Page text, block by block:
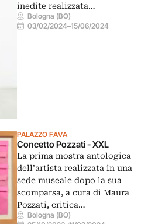
inedite realizzata…
Bologna (BO)
03/02/2024–15/06/2024
PALAZZO FAVA
Concetto Pozzati - XXL
La prima mostra antologica
dell’artista realizzata in una
sede museale dopo la sua
scomparsa, a cura di Maura
Pozzati, critica…
Bologna (BO)